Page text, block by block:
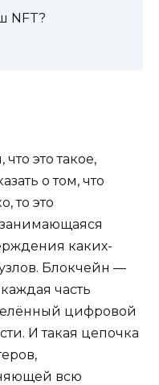
NFT?
это такое,
о том, что
то это
каких-
Блокчейн —
часть
цифровой
И такая цепочка
всю